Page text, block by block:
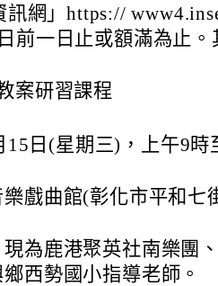
網」https://
前一日止或額滿為止。
案研習課程
15日(星期三)，上午9時
戲曲館(彰化市平和七
為鹿港聚英社南樂團
西勢國小指導老師。